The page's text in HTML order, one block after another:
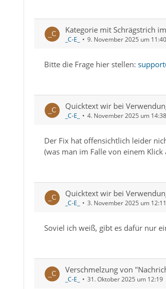
Kategorie mit Schrägstrich
_C-E_ 9. November 2025 um 11:40
Bitte die Frage hier stellen:
Quicktext wir bei
_C-E_ 4. November 2025 um 14:38
Der Fix hat offensichtlich leider
(was man im Falle von einem
Quicktext wir bei
_C-E_ 3. November 2025 um 12:11
Soviel ich weiß, gibt es dafür nur
Verschmelzung von
_C-E_ 31. Oktober 2025 um 12:19